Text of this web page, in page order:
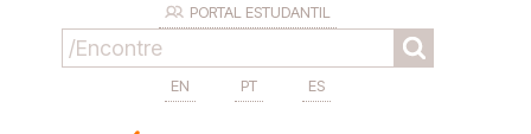
PORTAL ESTUDANTIL
EN PT ES